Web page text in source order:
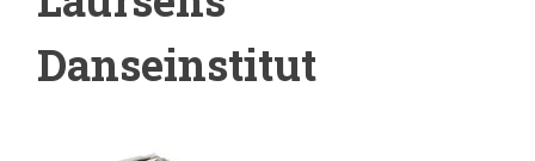
Danseinstitut